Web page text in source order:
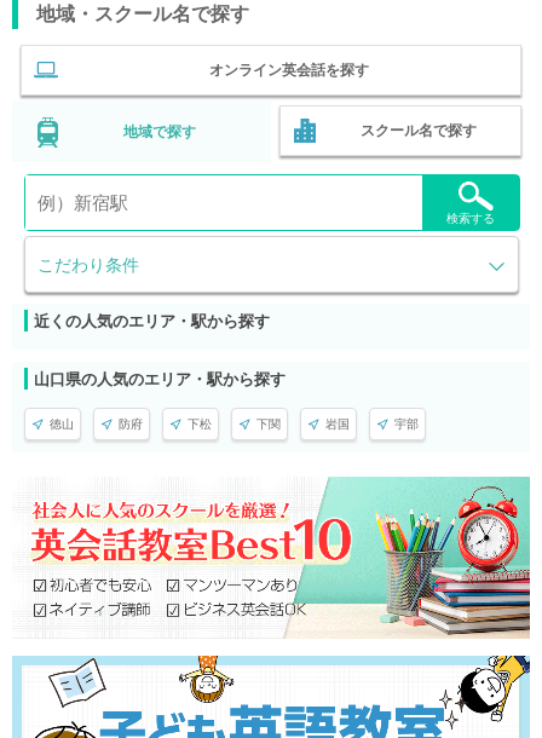
地域・スクール名で探す
オンライン英会話を探す
地域で探す スクール名で探す
こだわり条件
検索する
近くの人気のエリア・駅から探す
山口県の人気のエリア・駅から探す
徳山 防府 下松 下関 岩国 宇部